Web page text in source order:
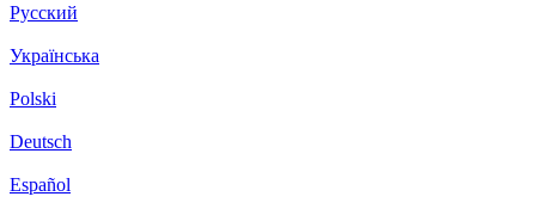
Русский
Українська
Polski
Deutsch
Español